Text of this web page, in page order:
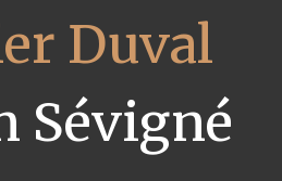
Duval
Sévigné